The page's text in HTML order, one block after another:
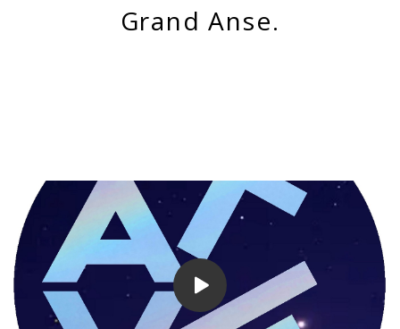
Grand Anse.